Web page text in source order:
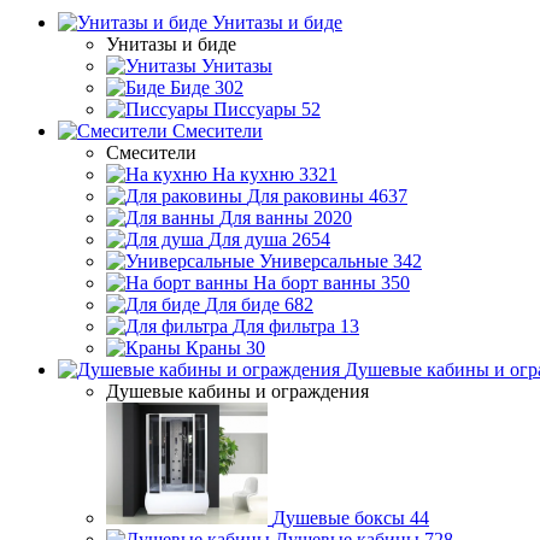
Унитазы и биде
Унитазы и биде
Унитазы
Биде 302
Писсуары 52
Смесители
Смесители
На кухню 3321
Для раковины 4637
Для ванны 2020
Для душа 2654
Универсальные 342
На борт ванны 350
Для биде 682
Для фильтра 13
Краны 30
Душевые кабины и
Душевые кабины и ограждения
Душевые боксы 44